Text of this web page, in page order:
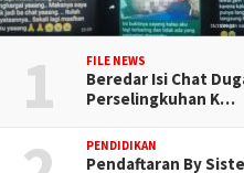
1 FILE NEWS
Beredar Isi Chat
Perselingkuhan K…
PENDIDIKAN
Pendaftaran By